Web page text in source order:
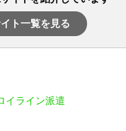
ト一覧を見る
イライン派遣